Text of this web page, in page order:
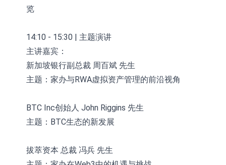
览
14:10 - 15:30 | 主题演讲
主讲嘉宾：
新加坡银行副总裁 周百斌 先生
主题：家办与RWA虚拟资产管理的前沿视角
BTC Inc创始人 John Riggins 先生
主题：BTC生态的新发展
拔萃资本 总裁 冯兵 先生